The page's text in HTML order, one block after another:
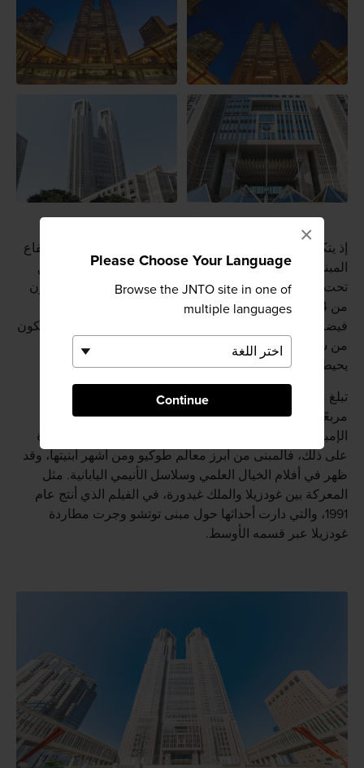
Please Choose Your Language
Browse the JNTO site in one of
multiple languages
Continue
×
إذ يتكون هذا المجمَّع الحكومي من ثلاثة أبراج رئيسية يبلغ ارتفاع
المبنى الرئيسي 243 مترًا ويتكون من 48 طابقًا وثلاثة طوابق
تحت الأرض. أما المبنى الثاني، فيبلغ ارتفاعه 163 مترًا، ويتكون
من 34 طابقًا وثلاثة طوابق تحت الأرض، وأما المبنى الثالث،
فيضم القاعة التي تشهد اجتماعات حكومة مدينة طوكيو، ويتكون
من سبعة طوابق، وبنيت مع الطابق السفلي وبه ممر دائري
يحيط بساحته الرئيسية.
مربعًا، بينما على سبيل المثال لا تتجاوز مساحة طوابق مبنى
الإمباير ستيت الأمريكية نصف مساحة توتشو إلا بقليل. علاوة
على ذلك، فالمبنى من أبرز معالم طوكيو ومن أشهر أبنيتها، وقد
ظهر في أفلام الخيال العلمي وسلاسل الأنيمي اليابانية. مثل
المعركة بين غودزيلا والملك غيدورة، في الفيلم الذي أنتج عام
1991، والتي دارت أحداثها حول مبنى توتشو وجرت مطاردة
غودزيلا عبر قسمه الأوسط.